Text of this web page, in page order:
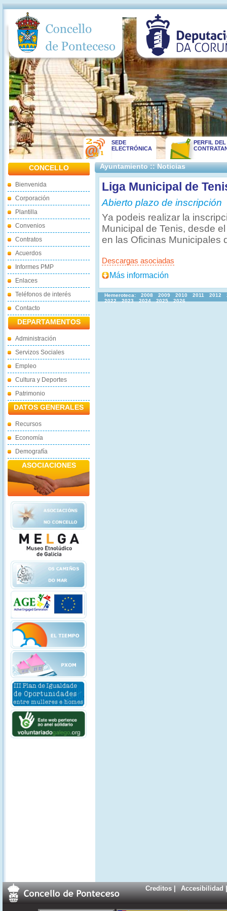
SEDE
ELECTRÓNICA
PERFIL DEL
CONCELLO
Bienvenida
Corporación
Plantilla
Convenios
Contratos
Acuerdos
Informes PMP
Enlaces
Teléfonos de interés
Contacto
DEPARTAMENTOS
Administración
Servizos Sociales
Empleo
Cultura y Deportes
Patrimonio
DATOS GENERALES
Recursos
Economía
Demografía
ASOCIACIONES
Ayuntamiento :: Noticias
Liga Municipal de
Abierto plazo de inscripción
Ya podeis realizar la
Municipal de Tenis, desde
en las Oficinas Municipales
Descargas asociadas
Más información
Hemeroteca: 2008 2009 2010 2011 2012
2022
2023 2024 2025 2026
Creditos| Accesibilidad|